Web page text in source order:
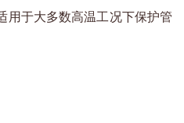
用于大多数高温工况下保护管